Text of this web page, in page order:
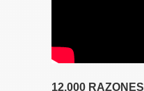
12.000 RAZONES